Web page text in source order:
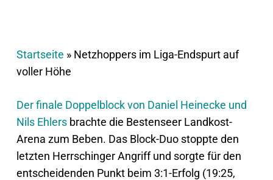
Startseite » Netzhoppers im Liga-Endspurt auf
voller Höhe
Der finale Doppelblock von Daniel Heinecke und
Nils Ehlersbrachte die Bestenseer Landkost-
Arena zum Beben. Das Block-Duo stoppte den
letzten Herrschinger Angriff und sorgte für den
entscheidenden Punkt beim 3:1-Erfolg (19:25,